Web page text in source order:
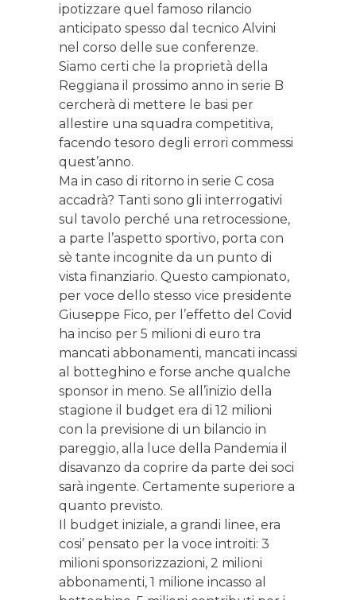
ipotizzare quel famoso rilancio
anticipato spesso dal tecnico Alvini
nel corso delle sue conferenze.
Siamo certi che la proprietà della
Reggiana il prossimo anno in serie B
cercherà di mettere le basi per
allestire una squadra competitiva,
facendo tesoro degli errori commessi
quest’anno.
Ma in caso di ritorno in serie C cosa
accadrà? Tanti sono gli interrogativi
sul tavolo perché una retrocessione,
a parte l’aspetto sportivo, porta con
sè tante incognite da un punto di
vista finanziario. Questo campionato,
per voce dello stesso vice presidente
Giuseppe Fico, per l’effetto del Covid
ha inciso per 5 milioni di euro tra
mancati abbonamenti, mancati incassi
al botteghino e forse anche qualche
sponsor in meno. Se all’inizio della
stagione il budget era di 12 milioni
con la previsione di un bilancio in
pareggio, alla luce della Pandemia il
disavanzo da coprire da parte dei soci
sarà ingente. Certamente superiore a
quanto previsto.
Il budget iniziale, a grandi linee, era
cosi’ pensato per la voce introiti: 3
milioni sponsorizzazioni, 2 milioni
abbonamenti, 1 milione incasso al